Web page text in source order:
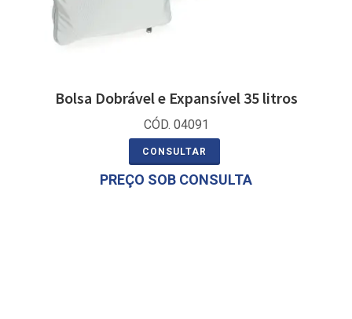
Bolsa Dobrável e Expansível 35 litros
CÓD. 04091
CONSULTAR
PREÇO SOB CONSULTA